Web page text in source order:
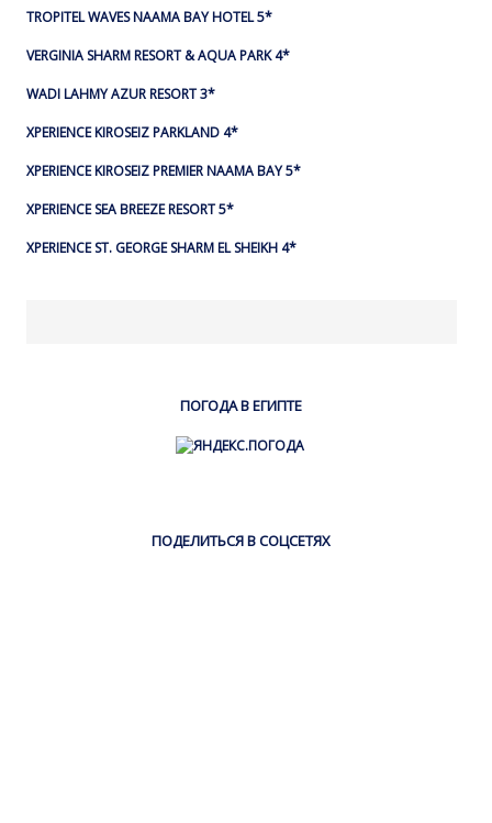
TROPITEL WAVES NAAMA BAY HOTEL 5*
VERGINIA SHARM RESORT & AQUA PARK 4*
WADI LAHMY AZUR RESORT 3*
XPERIENCE KIROSEIZ PARKLAND 4*
XPERIENCE KIROSEIZ PREMIER NAAMA BAY 5*
XPERIENCE SEA BREEZE RESORT 5*
XPERIENCE ST. GEORGE SHARM EL SHEIKH 4*
ПОГОДА В ЕГИПТЕ
ПОДЕЛИТЬСЯ В СОЦСЕТЯХ